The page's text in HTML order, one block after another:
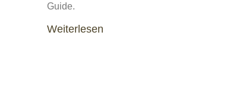
Guide.
Weiterlesen